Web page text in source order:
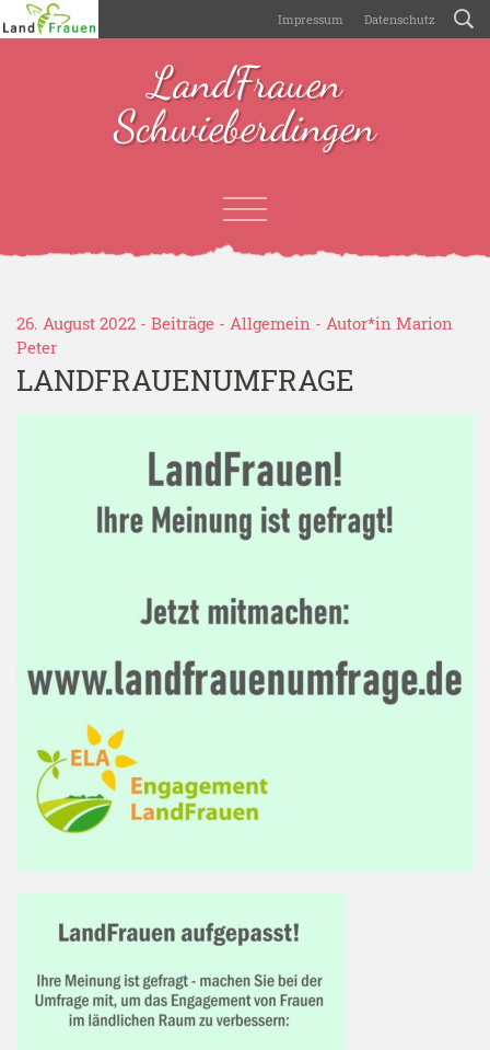
Impressum Datenschutz
LandFrauen
Schwieberdingen
26. August 2022 - Beiträge - Allgemein - Autor*in Marion
Peter
LANDFRAUENUMFRAGE